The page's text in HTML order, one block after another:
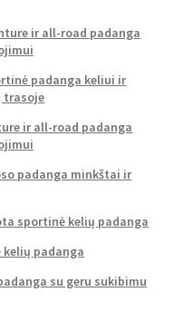
ir all-road padanga
padanga keliui ir
trasoje
ir all-road padanga
padanga minkštai ir
sportinė kelių padanga
kelių padanga
su geru sukibimu